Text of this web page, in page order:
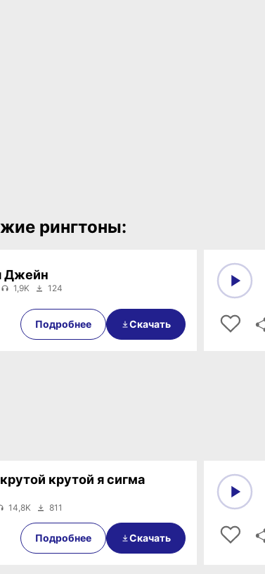
рингтоны:
00:35
Джейн
1,9K 124
Подробнее Скачать
0:30
крутой я сигма
14,8K 811
Подробнее Скачать